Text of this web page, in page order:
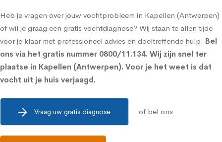
Heb je vragen over jouw vochtprobleem in Kapellen (Antwerpen)
of wil je graag een gratis vochtdiagnose? Wij staan te allen tijde
voor je klaar met professioneel advies en doeltreffende hulp. Bel
ons via het gratis nummer 0800/11.134. Wij zijn snel ter
plaatse in Kapellen (Antwerpen). Voor je het weet is dat
vocht uit je huis verjaagd.
Vraag uw gratis diagnose of bel ons